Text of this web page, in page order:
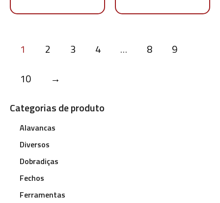
Categorias de produto
Alavancas
Diversos
Dobradiças
Fechos
Ferramentas
1 2 3 4 … 8
9
10
→